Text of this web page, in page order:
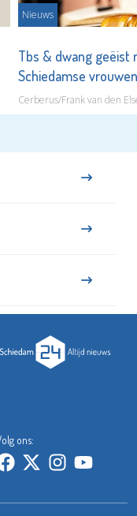
Nieuws
Tbs & dwang geëist
Schiedamse
Cerberus/Frank van den
ons: